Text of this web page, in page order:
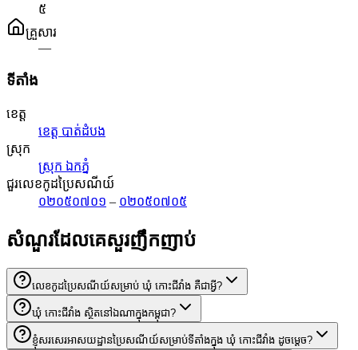
៥
គ្រួសារ
—
ទីតាំង
ខេត្ត
ខេត្ត បាត់ដំបង
ស្រុក
ស្រុក ឯកភ្នំ
ជួរលេខកូដប្រៃសណីយ៍
០២០៥០៧០១ – ០២០៥០៧០៥
សំណួរដែលគេសួរញឹកញាប់
លេខកូដប្រៃសណីយ៍សម្រាប់ ឃុំ កោះជីវាំង គឺជាអ្វី?
ឃុំ កោះជីវាំង ស្ថិតនៅឯណាក្នុងកម្ពុជា?
ខ្ញុំសរសេរអាសយដ្ឋានប្រៃសណីយ៍សម្រាប់ទីតាំងក្នុង ឃុំ កោះជីវាំង ដូចម្តេច?